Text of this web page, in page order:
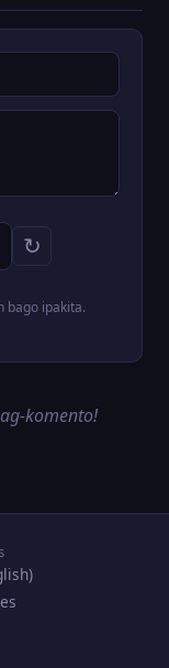
↻
bago ipakita.
komento!